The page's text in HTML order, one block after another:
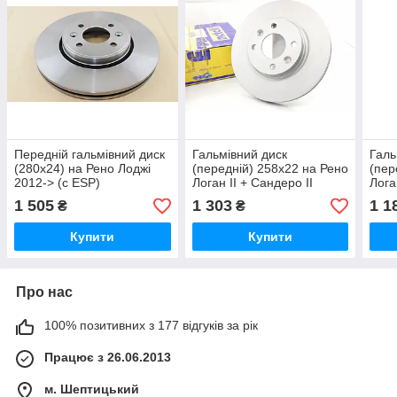
Передній гальмівний диск
(280x24) на Рено Лоджі
2012-> (c ESP)
Delphi(США) BG3430
1 505 ₴
Купити
Гальмівний диск
(передній) 258х22 на Рено
Логан II + Сандеро II
(фарбовані) 2012 -
>METELLI (Італія) 23-
1504C
1 303₴
Купити
1
Про нас
100% позитивних з 177 відгуків за рік
Працює з 26.06.2013
м. Шептицький